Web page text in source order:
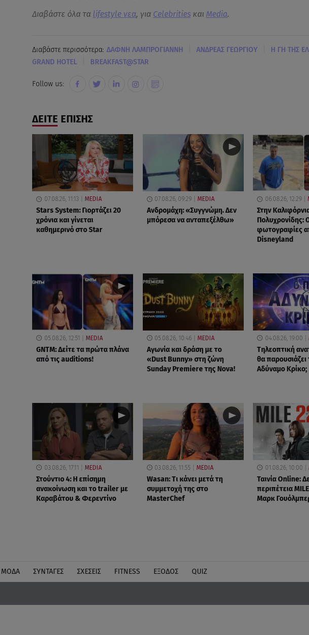
Διαβάστε όλα τα lifestyle νεα, για Celebritiesκαι Media.
Διαβάστε περισσότερα: ΔΑΦΝΗ ΛΑΜΠΡΟΓΙΑΝΝΗ ΑΝΔΡΕΑΣ ΓΕΩΡΓΙΟΥ Η ΓΗ ΤΗΣ
GRAND HOTEL BREAKFAST@STAR
Follow us:
ΔΕΙΤΕ ΕΠΙΣΗΣ
07.08.26, 11:13 MEDIA
Stars System: Γιορτάζει 20
χρόνια και γίνεται
καθημερινό στο Star
07.08.26, 09:29 MEDIA
Ανδρομάχη: «Συγγνώμη. Δεν
μπόρεσα να ανταπεξέλθω»
06.08.26, 12:29
Στην
Πολυχρονίδης:
φωτογραφίες
Disneyland
05.08.26, 12:51 MEDIA
GNTM: Δείτε τα πρώτα πλάνα
από τις auditions!
05.08.26, 10:46 MEDIA
Αγωνία και δράση με το
«Dust Bunny» στη ζώνη
Sunday Premiere της Nova!
04.08.26, 19:00
Τηλεοπτική
θα παρουσιάζει
Αδύναμο Κρίκο;
03.08.26, 17:11 MEDIA
Στούντιο 4: Η επίσημη
ανακοίνωση και το trailer με
Καραβάτου & Φερεντίνο
03.08.26, 11:55 MEDIA
Wasan: Tι κάνει μετά τη
συμμετοχή της στο
MasterChef
01.08.26, 10:00
Ταινία Online:
περιπέτεια
Μαρκ
ΜΟΔΑ ΣΥΝΤΑΓΕΣ ΣΧΕΣΕΙΣ FITNESS ΕΞΟΔΟΣ QUIZ